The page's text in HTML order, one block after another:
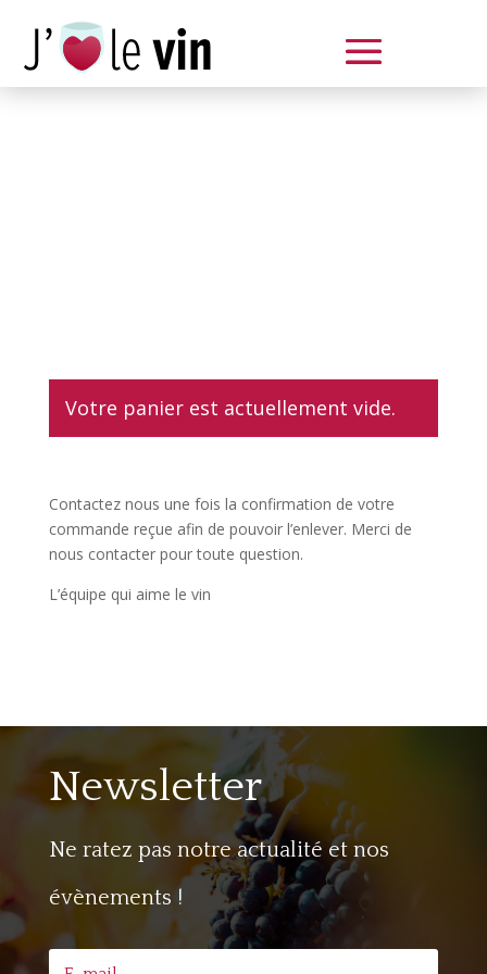
Votre panier est actuellement vide.
Contactez nous une fois la confirmation de votre
commande reçue afin de pouvoir l’enlever. Merci de
nous contacter pour toute question.
L’équipe qui aime le vin
Newsletter
Ne ratez pas notre actualité et nos
évènements !